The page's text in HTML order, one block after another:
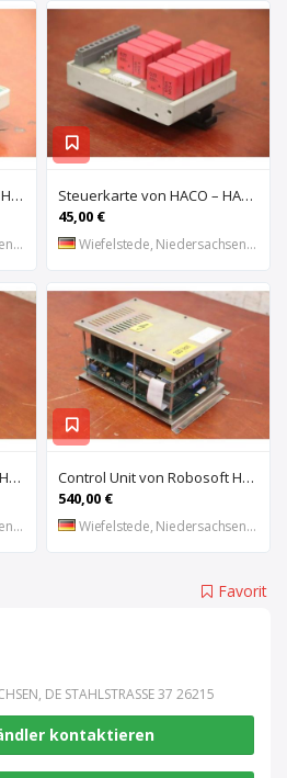
Steuerkarte von Robosoft HACO – HACC 013 PPES 30135
Steuerkarte von HACO – HACE 032 PPES 30135
45,00 €
Wiefelstede, Niedersachsen, DE
Control Unit von Robosoft HACO – 411-1153 PPES 30135
Control Unit von Robosoft HACO – 411-1084 / 412-0112 / 412-0094 PPES 30135
540,00 €
Wiefelstede, Niedersachsen, DE
Favorit
DE STAHLSTRASSE 37 26215
kontaktieren